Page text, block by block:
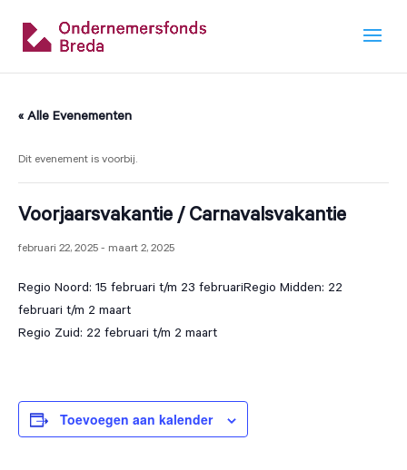
« Alle Evenementen
Dit evenement is voorbij.
Voorjaarsvakantie / Carnavalsvakantie
februari 22, 2025 - maart 2, 2025
Regio Noord: 15 februari t/m 23 februariRegio Midden: 22
februari t/m 2 maart
Regio Zuid: 22 februari t/m 2 maart
Toevoegen aan kalender